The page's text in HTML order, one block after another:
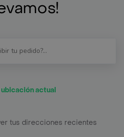
ubicación actual
tus direcciones recientes